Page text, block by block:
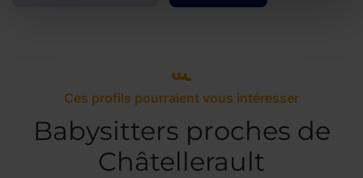
Ces profils pourraient vous intéresser
Babysitters proches de
Châtellerault